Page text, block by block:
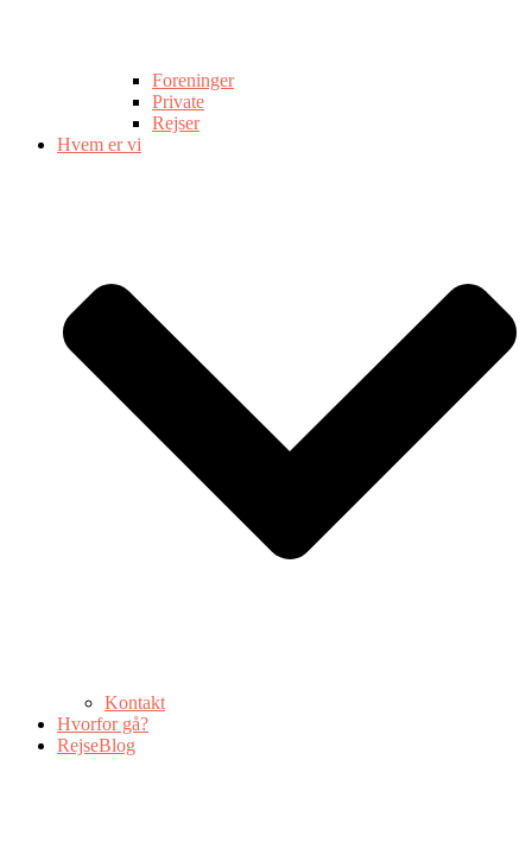
Foreninger
Private
Rejser
Hvem er vi
Kontakt
Hvorfor gå?
RejseBlog